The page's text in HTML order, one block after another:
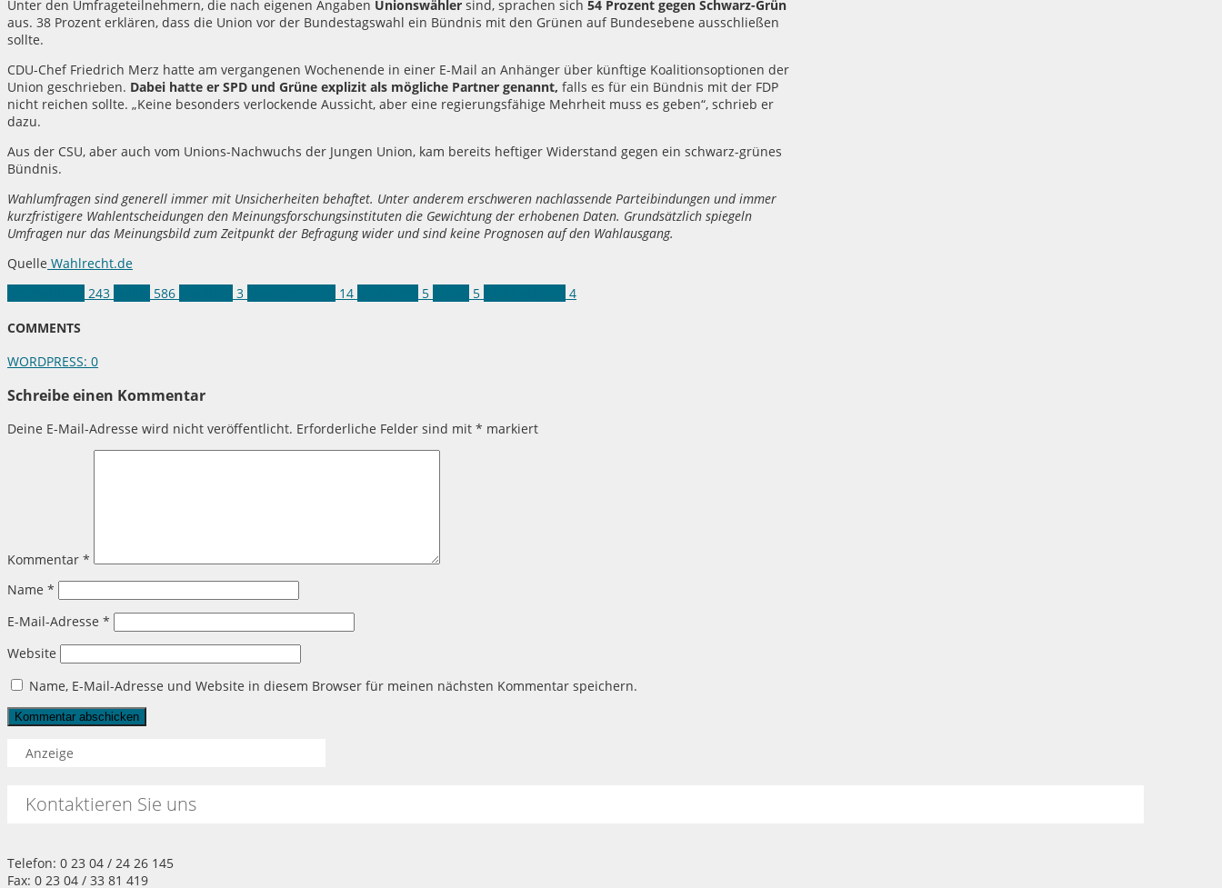
Unter den Umfrageteilnehmern, die nach eigenen Angaben Unionswähler sind, sprachen sich 54 Prozent gegen Schwarz-Grün
aus. 38 Prozent erklären, dass die Union vor der Bundestagswahl ein Bündnis mit den Grünen auf Bundesebene ausschließen
sollte.
CDU-Chef Friedrich Merz hatte am vergangenen Wochenende in einer E-Mail an Anhänger über künftige Koalitionsoptionen der
Union geschrieben. Dabei hatte er SPD und Grüne explizit als mögliche Partner genannt, falls es für ein Bündnis mit der FDP
nicht reichen sollte. „Keine besonders verlockende Aussicht, aber eine regierungsfähige Mehrheit muss es geben“, schrieb er
dazu.
Aus der CSU, aber auch vom Unions-Nachwuchs der Jungen Union, kam bereits heftiger Widerstand gegen ein schwarz-grünes
Bündnis.
Wahlumfragen sind generell immer mit Unsicherheiten behaftet. Unter anderem erschweren nachlassende Parteibindungen und immer
kurzfristigere Wahlentscheidungen den Meinungsforschungsinstituten die Gewichtung der erhobenen Daten. Grundsätzlich spiegeln
Umfragen nur das Meinungsbild zum Zeitpunkt der Befragung wider und sind keine Prognosen auf den Wahlausgang.
Quelle Wahlrecht.de
243 586 3 14 5 5
4
COMMENTS
WORDPRESS: 0
Schreibe einen Kommentar
Deine E-Mail-Adresse wird nicht veröffentlicht. Erforderliche Felder sind mit * markiert
Kommentar *
Name *
E-Mail-Adresse *
Website
Name, E-Mail-Adresse und Website in diesem Browser für meinen nächsten Kommentar speichern.
Anzeige
Kontaktieren Sie uns
Telefon: 0 23 04 / 24 26 145
Fax: 0 23 04 / 33 81 419